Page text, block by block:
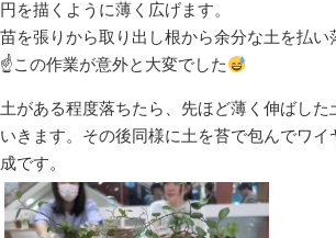
円を描くように薄く広げます。
苗を張りから取り出し根から余分な土を払い
☝この作業が意外と大変でした
土がある程度落ちたら、先ほど薄く伸ばした
いきます。その後同様に土を苔で包んでワイ
成です。